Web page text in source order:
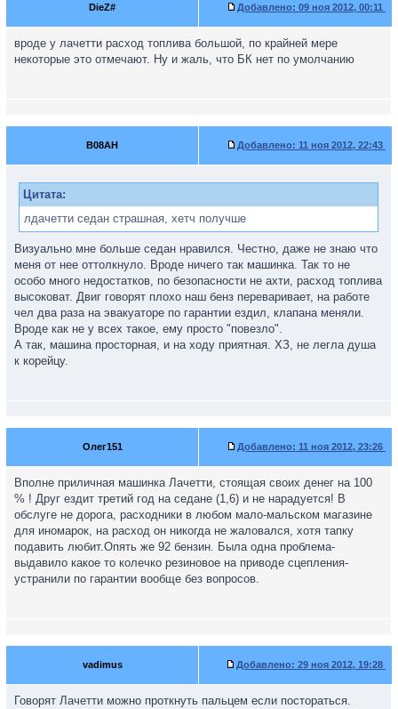
DieZ# Добавлено: 09 ноя 2012, 00:11
вроде у лачетти расход топлива большой, по крайней мере
некоторые это отмечают. Ну и жаль, что БК нет по умолчанию
B08AH Добавлено: 11 ноя 2012, 22:43
Цитата:
лдачетти седан страшная, хетч получше
Визуально мне больше седан нравился. Честно, даже не знаю что
меня от нее оттолкнуло. Вроде ничего так машинка. Так то не
особо много недостатков, по безопасности не ахти, расход топлива
высоковат. Двиг говорят плохо наш бенз переваривает, на работе
чел два раза на эвакуаторе по гарантии ездил, клапана меняли.
Вроде как не у всех такое, ему просто "повезло".
А так, машина просторная, и на ходу приятная. ХЗ, не легла душа
к корейцу.
Олег151 Добавлено: 11 ноя 2012, 23:26
Вполне приличная машинка Лачетти, стоящая своих денег на 100
% ! Друг ездит третий год на седане (1,6) и не нарадуется! В
обслуге не дорога, расходники в любом мало-мальском магазине
для иномарок, на расход он никогда не жаловался, хотя тапку
подавить любит.Опять же 92 бензин. Была одна проблема-
выдавило какое то колечко резиновое на приводе сцепления-
устранили по гарантии вообще без вопросов.
vadimus Добавлено: 29 ноя 2012, 19:28
Говорят Лачетти можно проткнуть пальцем если постораться.